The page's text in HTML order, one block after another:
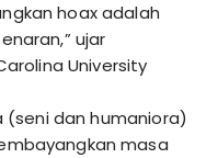
hoax adalah
ujar
University
(seni dan humaniora)
masa